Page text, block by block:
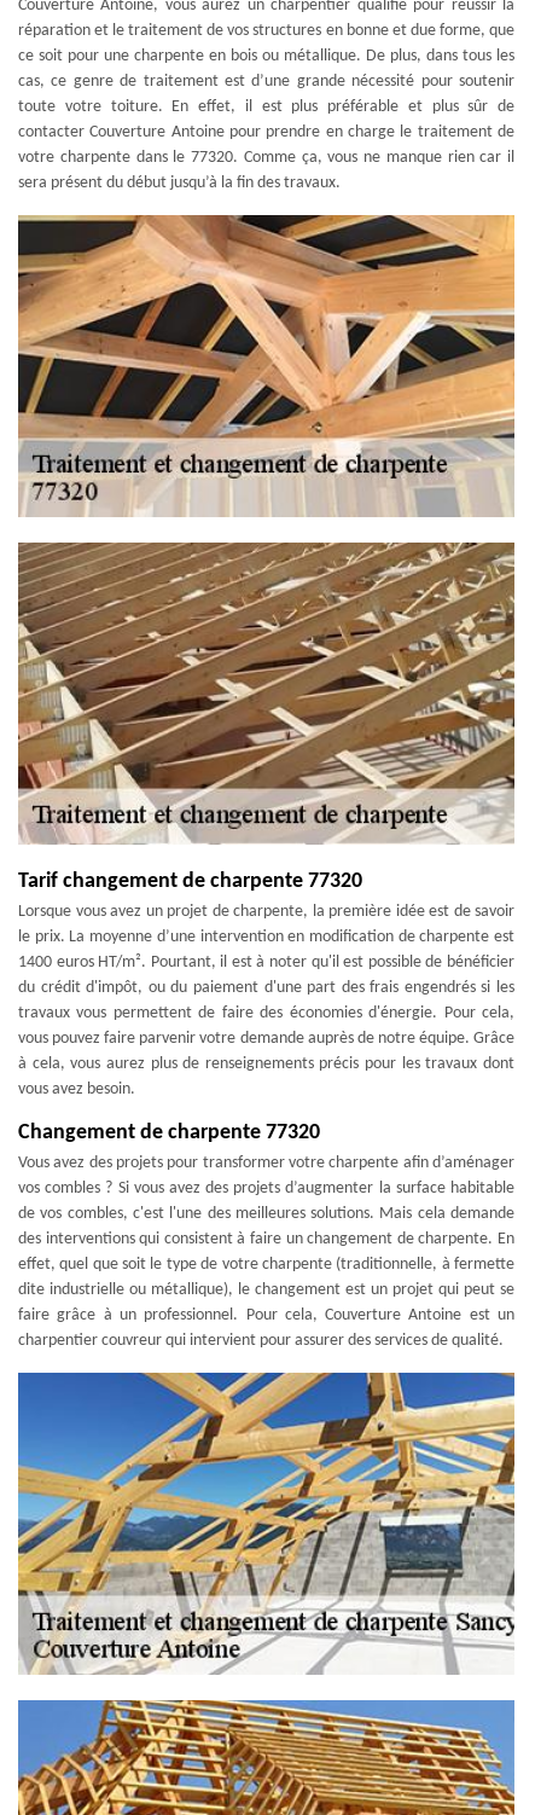
Couverture Antoine, vous aurez un charpentier qualifié pour réussir la
réparation et le traitement de vos structures en bonne et due forme, que
ce soit pour une charpente en bois ou métallique. De plus, dans tous les
cas, ce genre de traitement est d’une grande nécessité pour soutenir
toute votre toiture. En effet, il est plus préférable et plus sûr de
contacter Couverture Antoine pour prendre en charge le traitement de
votre charpente dans le 77320. Comme ça, vous ne manque rien car il
sera présent du début jusqu’à la fin des travaux.
Tarif changement de charpente 77320
Lorsque vous avez un projet de charpente, la première idée est de savoir
le prix. La moyenne d’une intervention en modification de charpente est
1400 euros HT/m². Pourtant, il est à noter qu'il est possible de bénéficier
du crédit d'impôt, ou du paiement d'une part des frais engendrés si les
travaux vous permettent de faire des économies d'énergie. Pour cela,
vous pouvez faire parvenir votre demande auprès de notre équipe. Grâce
à cela, vous aurez plus de renseignements précis pour les travaux dont
vous avez besoin.
Changement de charpente 77320
Vous avez des projets pour transformer votre charpente afin d’aménager
vos combles ? Si vous avez des projets d’augmenter la surface habitable
de vos combles, c'est l'une des meilleures solutions. Mais cela demande
des interventions qui consistent à faire un changement de charpente. En
effet, quel que soit le type de votre charpente (traditionnelle, à fermette
dite industrielle ou métallique), le changement est un projet qui peut se
faire grâce à un professionnel. Pour cela, Couverture Antoine est un
charpentier couvreur qui intervient pour assurer des services de qualité.